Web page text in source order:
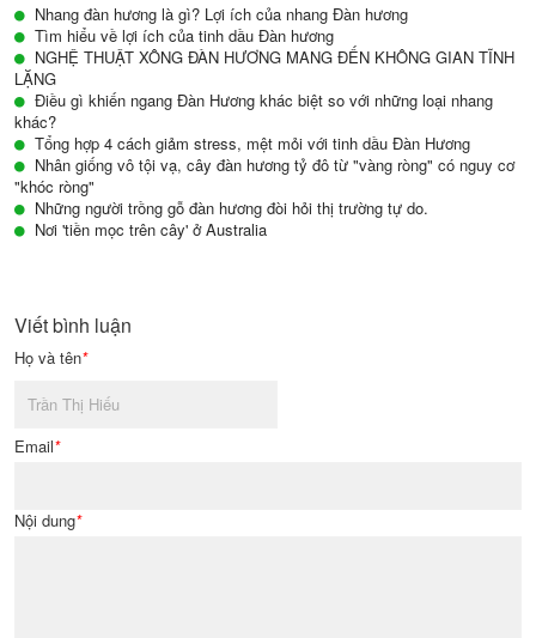
Nhang đàn hương là gì? Lợi ích của nhang Đàn hương
Tìm hiểu về lợi ích của tinh dầu Đàn hương
NGHỆ THUẬT XÔNG ĐÀN HƯƠNG MANG ĐẾN KHÔNG GIAN TĨNH
LẶNG
Điều gì khiến ngang Đàn Hương khác biệt so với những loại nhang
khác?
Tổng hợp 4 cách giảm stress, mệt mỏi với tinh dầu Đàn Hương
Nhân giống vô tội vạ, cây đàn hương tỷ đô từ "vàng ròng" có nguy cơ
"khóc ròng"
Những người trồng gỗ đàn hương đòi hỏi thị trường tự do.
Nơi 'tiền mọc trên cây' ở Australia
Viết bình luận
Họ và tên*
Email*
Nội dung*